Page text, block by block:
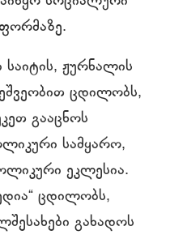
ჟურნალის
ცდილობს,
გააცნოს
სამყარო,
ეკლესია.
ცდილობს,
გახადოს